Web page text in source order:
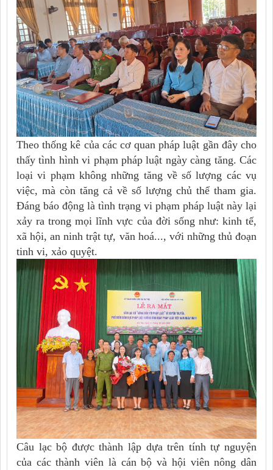
Theo thống kê của các cơ quan pháp luật gần đây cho
thấy tình hình vi phạm pháp luật ngày càng tăng. Các
loại vi phạm không những tăng về số lượng các vụ
việc, mà còn tăng cả về số lượng chủ thể tham gia.
Đáng báo động là tình trạng vi phạm pháp luật này lại
xảy ra trong mọi lĩnh vực của đời sống như: kinh tế,
xã hội, an ninh trật tự, văn hoá..., với những thủ đoạn
tinh vi, xảo quyệt.
Câu lạc bộ được thành lập dựa trên tính tự nguyện
của các thành viên là cán bộ và hội viên nông dân